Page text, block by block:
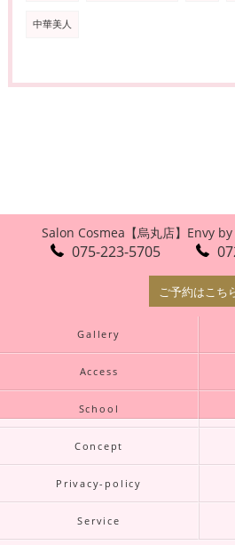
中華美人
Salon Cosmea【烏丸店】
075-223-5705
Envy by
ご予約はこち
Gallery
Access
School
Concept
Privacy-policy
Service